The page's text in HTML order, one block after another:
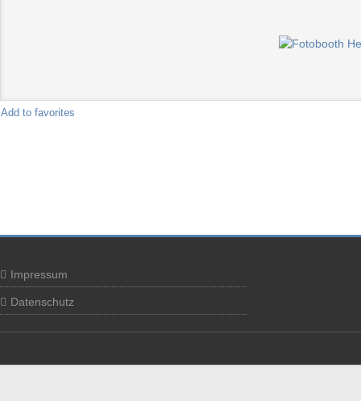
Add to favorites
Impressum
Datenschutz